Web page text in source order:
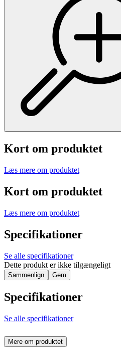
Kort om produktet
Læs mere om produktet
Kort om produktet
Læs mere om produktet
Specifikationer
Se alle specifikationer
Dette produkt er ikke tilgængeligt
Sammenlign Gem
Specifikationer
Se alle specifikationer
Mere om produktet